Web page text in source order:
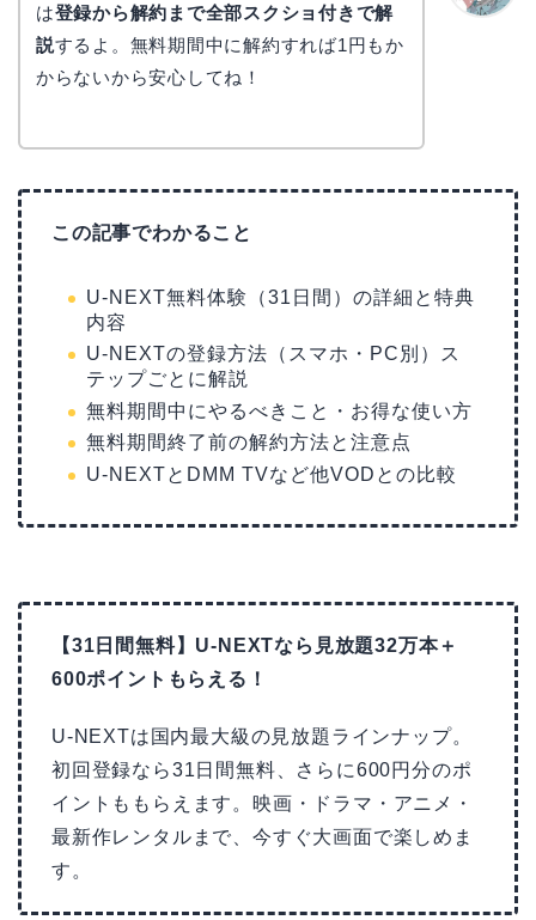
は登録から解約まで全部スクショ付きで解
説するよ。無料期間中に解約すれば1円もか
からないから安心してね！
この記事でわかること
U-NEXT無料体験（31日間）の詳細と特典
内容
U-NEXTの登録方法（スマホ・PC別）ス
テップごとに解説
無料期間中にやるべきこと・お得な使い方
無料期間終了前の解約方法と注意点
U-NEXTとDMM TVなど他VODとの比較
【31日間無料】U-NEXTなら見放題32万本＋
600ポイントもらえる！
U-NEXTは国内最大級の見放題ラインナップ。
初回登録なら31日間無料、さらに600円分のポ
イントももらえます。映画・ドラマ・アニメ・
最新作レンタルまで、今すぐ大画面で楽しめま
す。